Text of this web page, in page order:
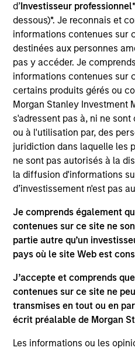
d’Investisseur professionnel
dessous)*. Je reconnais et
informations contenues sur
destinées aux personnes
pas y accéder. Je
informations contenues sur
certains produits gérés ou
Morgan Stanley Investment
s'adressent pas à, ni ne
ou à l'utilisation par, des
juridiction dans laquelle les
ne sont pas autorisés à la
la diffusion d'informations
d’investissement n'est pas
Je comprends également
contenues sur ce site ne
partie autre qu’un
pays où le site Web est
J’accepte et comprends
contenues sur ce site ne
transmises en tout ou en
écrit préalable de Morgan
Les informations ou les
2020 through the acquisition
platform where he was a
loan credit analyst. Prior to
high yield credit analyst at
Management. Alex earned
management from Clemson
Chartered Financial Analyst
High Yield Team
Global High Yield
Invests globally with a
market credits and on
issuers in Europe and
Team Insights